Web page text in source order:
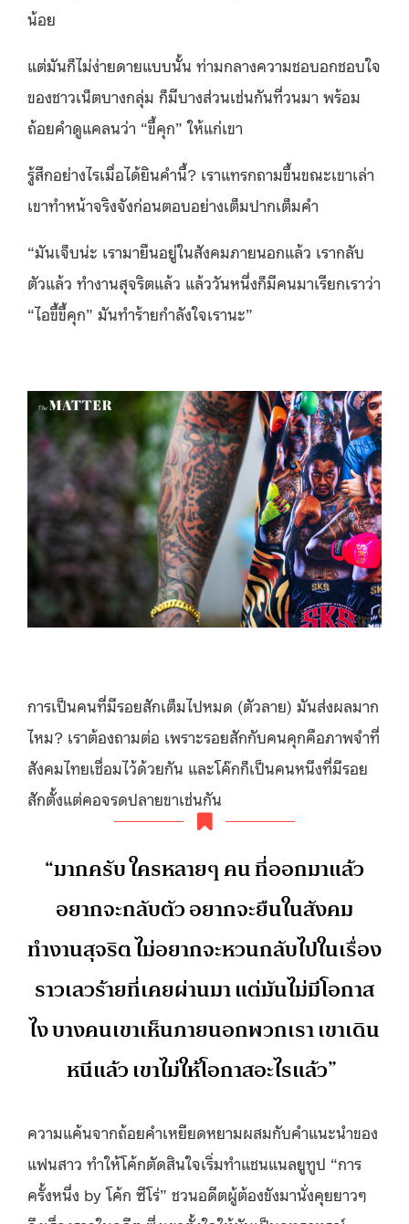
น้อย
แต่มันก็ไม่ง่ายดายแบบนั้น ท่ามกลางความชอบอกชอบใจ
ของชาวเน็ตบางกลุ่ม ก็มีบางส่วนเช่นกันที่วนมา พร้อม
ถ้อยคำดูแคลนว่า “ขี้คุก” ให้แก่เขา
รู้สึกอย่างไรเมื่อได้ยินคำนี้? เราแทรกถามขึ้นขณะเขาเล่า
เขาทำหน้าจริงจังก่อนตอบอย่างเต็มปากเต็มคำ
“มันเจ็บน่ะ เรามายืนอยู่ในสังคมภายนอกแล้ว เรากลับ
ตัวแล้ว ทำงานสุจริตแล้ว แล้ววันหนึ่งก็มีคนมาเรียกเราว่า
“ไอขี้ขี้คุก” มันทำร้ายกำลังใจเรานะ”
การเป็นคนที่มีรอยสักเต็มไปหมด (ตัวลาย) มันส่งผลมาก
ไหม? เราต้องถามต่อ เพราะรอยสักกับคนคุกคือภาพจำที่
สังคมไทยเชื่อมไว้ด้วยกัน และโค๊กก็เป็นคนหนึงที่มีรอย
สักตั้งแต่คอจรดปลายขาเช่นกัน
“มากครับ ใครหลายๆ คน ที่ออกมาแล้ว
อยากจะกลับตัว อยากจะยืนในสังคม
ทำงานสุจริต ไม่อยากจะหวนกลับไปในเรื่อง
ราวเลวร้ายที่เคยผ่านมา แต่มันไม่มีโอกาส
ไง บางคนเขาเห็นภายนอกพวกเรา เขาเดิน
หนีแล้ว เขาไม่ให้โอกาสอะไรแล้ว”
ความแค้นจากถ้อยคำเหยียดหยามผสมกับคำแนะนำของ
แฟนสาว ทำให้โค้กตัดสินใจเริ่มทำแชนแนลยูทูป “การ
ครั้งหนึ่ง by โค้ก ซีโร่” ชวนอดีตผู้ต้องขังมานั่งคุยยาวๆ